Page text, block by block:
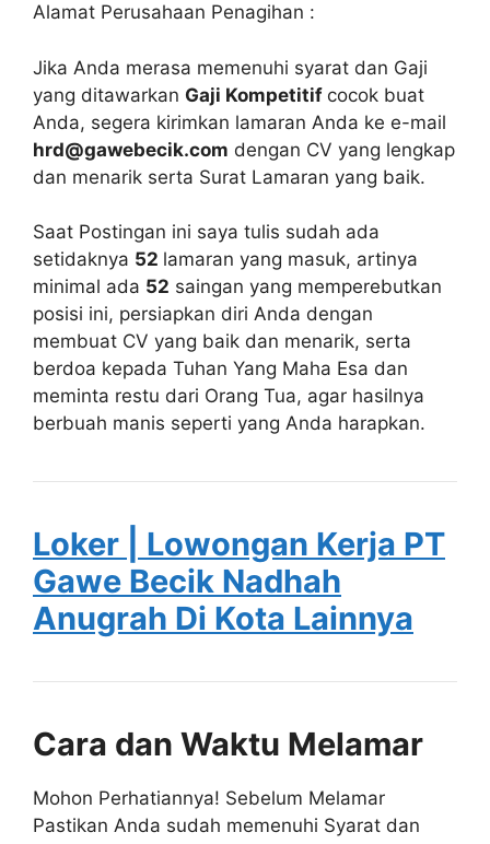
Alamat Perusahaan Penagihan :
Jika Anda merasa memenuhi syarat dan Gaji
yang ditawarkan Gaji Kompetitif cocok buat
Anda, segera kirimkan lamaran Anda ke e-mail
hrd@gawebecik.com dengan CV yang lengkap
dan menarik serta Surat Lamaran yang baik.
Saat Postingan ini saya tulis sudah ada
setidaknya 52 lamaran yang masuk, artinya
minimal ada 52 saingan yang memperebutkan
posisi ini, persiapkan diri Anda dengan
membuat CV yang baik dan menarik, serta
berdoa kepada Tuhan Yang Maha Esa dan
meminta restu dari Orang Tua, agar hasilnya
berbuah manis seperti yang Anda harapkan.
Loker | Lowongan Kerja PT
Gawe Becik Nadhah
Anugrah Di Kota Lainnya
Cara dan Waktu Melamar
Mohon Perhatiannya! Sebelum Melamar
Pastikan Anda sudah memenuhi Syarat dan